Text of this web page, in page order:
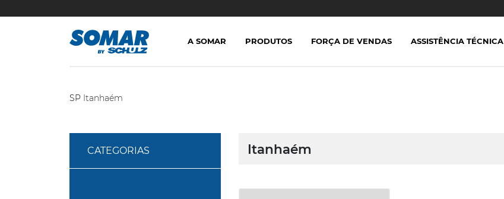
SP Itanhaém
CATEGORIAS Itanhaém
A SOMAR PRODUTOS FORÇA DE VENDAS ASSISTÊNCIA TÉCNICA